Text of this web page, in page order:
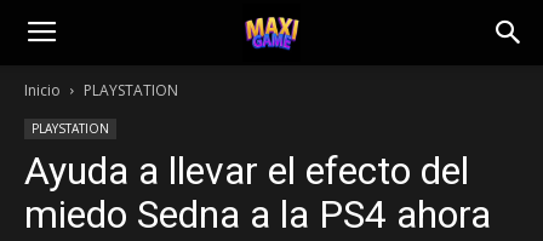
Inicio PLAYSTATION
PLAYSTATION
Ayuda a llevar el efecto del
miedo Sedna a la PS4 ahora